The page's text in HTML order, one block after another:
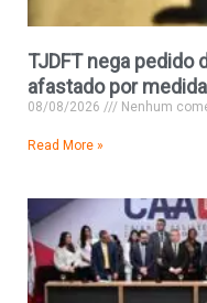
TJDFT nega pedido
afastado por
08/08/2026 Nenhum
Read More »